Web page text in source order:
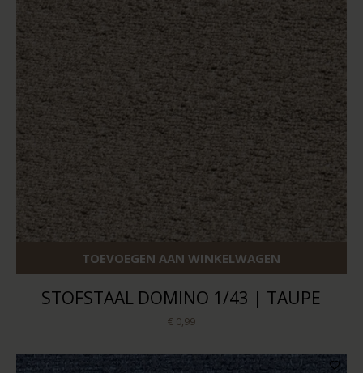
TOEVOEGEN AAN WINKELWAGEN
STOFSTAAL DOMINO 1/43 | TAUPE
€ 0,99